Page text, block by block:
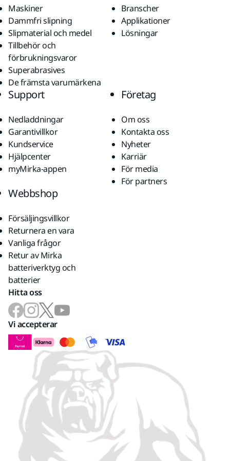
Maskiner
Dammfri slipning
Slipmaterial och medel
Tillbehör och
förbrukningsvaror
Superabrasives
De främsta varumärkena
Branscher
Applikationer
Lösningar
Support
Nedladdningar
Garantivillkor
Kundservice
Hjälpcenter
myMirka-appen
Företag
Om oss
Kontakta oss
Nyheter
Karriär
För media
För partners
Webbshop
Försäljingsvillkor
Returnera en vara
Vanliga frågor
Retur av Mirka
batteriverktyg och
batterier
Hitta oss
Vi accepterar